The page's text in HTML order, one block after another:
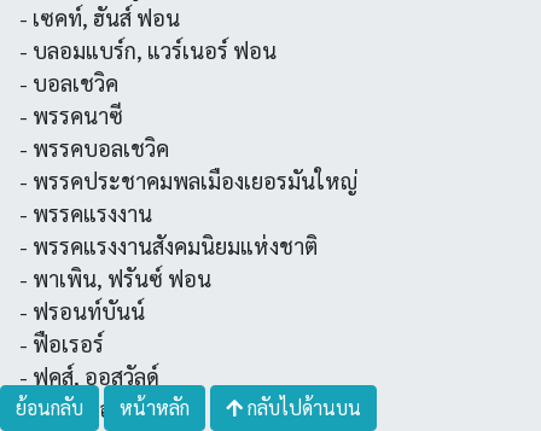
- เซคท์, ฮันส์ ฟอน
- บลอมแบร์ก, แวร์เนอร์ ฟอน
- บอลเชวิค
- พรรคนาซี
- พรรคบอลเชวิค
- พรรคประชาคมพลเมืองเยอรมันใหญ่
- พรรคแรงงาน
- พรรคแรงงานสังคมนิยมแห่งชาติ
- พาเพิน, ฟรันซ์ ฟอน
- ฟรอนท์บันน์
- ฟือเรอร์
- ฟุคส์, ออสวัลด์
- เริม, ยูลีอุส
ย้อนกลับ หน้าหลัก กลับไปด้านบน